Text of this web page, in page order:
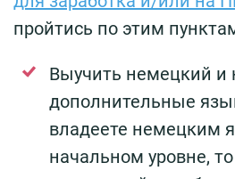
пройтись по этим
Выучить немецкий и
дополнительные
владеете немецким
начальном уровне,